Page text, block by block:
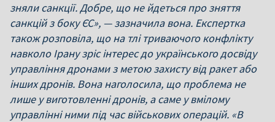
зняли санкції. Добре, що не йдеться про зняття
санкцій з боку ЄС», — зазначила вона. Експертка
також розповіла, що на тлі триваючого конфлікту
навколо Ірану зріс інтерес до українського досвіду
управління дронами з метою захисту від ракет або
інших дронів. Вона наголосила, що проблема не
лише у виготовленні дронів, а саме у вмілому
управлінні ними під час військових операцій. «В